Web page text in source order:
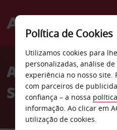
Welcome
AvisAluguer de
Sheboygan
Política de Cookies
Utilizamos cookies para
personalizadas, análise
experiência no nosso site.
com parceiros de
confiança – a nossa
informação. Ao clicar em
utilização de cookies.